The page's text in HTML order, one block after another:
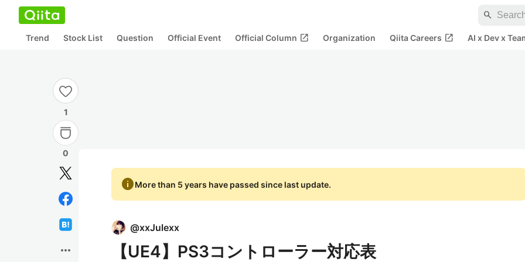
search
Trend Stock List Question Official Event Official Column open_in_new Organization Qiita Careers open_in_new AI x Dev x
1
0
more_horiz
infoMore than 5 years have passed since last update.
@xxJulexx
【UE4】PS3コントローラー対応表